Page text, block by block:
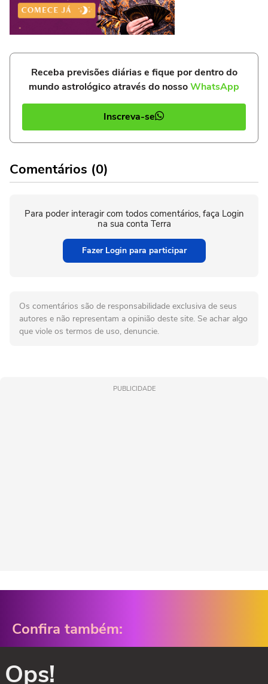
Receba previsões diárias e fique por dentro do
mundo astrológico através do nossoWhatsApp
Inscreva-se
Comentários (0)
Para poder interagir com todos comentários, faça Login
na sua conta Terra
Fazer Login para participar
Os comentários são de responsabilidade exclusiva de seus
autores e não representam a opinião deste site. Se achar algo
que viole os termos de uso, denuncie.
PUBLICIDADE
Confira também:
Ops!